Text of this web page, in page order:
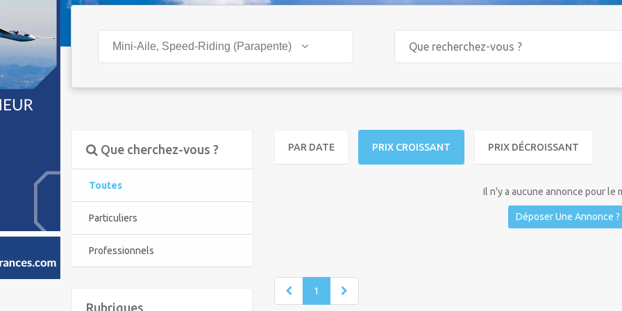
Mini-Aile, Speed-Riding (Parapente)
Que cherchez-vous ?
Toutes
Particuliers
Professionnels
Rubriques
PAR DATE PRIX CROISSANT PRIX DÉCROISSANT
Il n'y a aucune annonce pour le
Déposer Une Annonce ?
1